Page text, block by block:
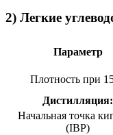
2) Легкие
Параметр
Плотность при
Дистилляция:
Начальная точка
(IBP)